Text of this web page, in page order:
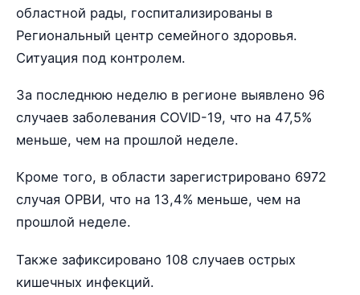
областной рады, госпитализированы в
Региональный центр семейного здоровья.
Ситуация под контролем.
За последнюю неделю в регионе выявлено 96
случаев заболевания COVID-19, что на 47,5%
меньше, чем на прошлой неделе.
Кроме того, в области зарегистрировано 6972
случая ОРВИ, что на 13,4% меньше, чем на
прошлой неделе.
Также зафиксировано 108 случаев острых
кишечных инфекций.